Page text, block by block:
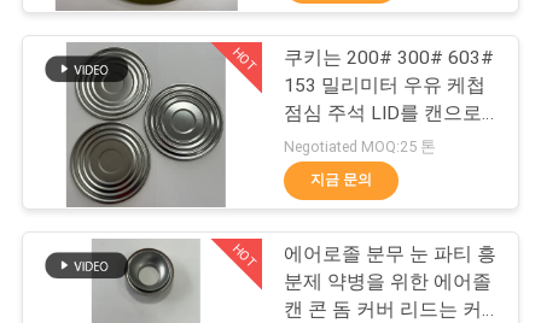
면
소
양철 시트
153
117
HOT
쿠키는 200# 300# 603#
153 밀리미터 우유 케첩
점심 주석 LID를 캔으로
만들었습니다
Negotiated MOQ:25 톤
지금 문의
HOT
에어로졸 분무 눈 파티 흥
분제 약병을 위한 에어졸
캔 콘 돔 커버 리드는 커